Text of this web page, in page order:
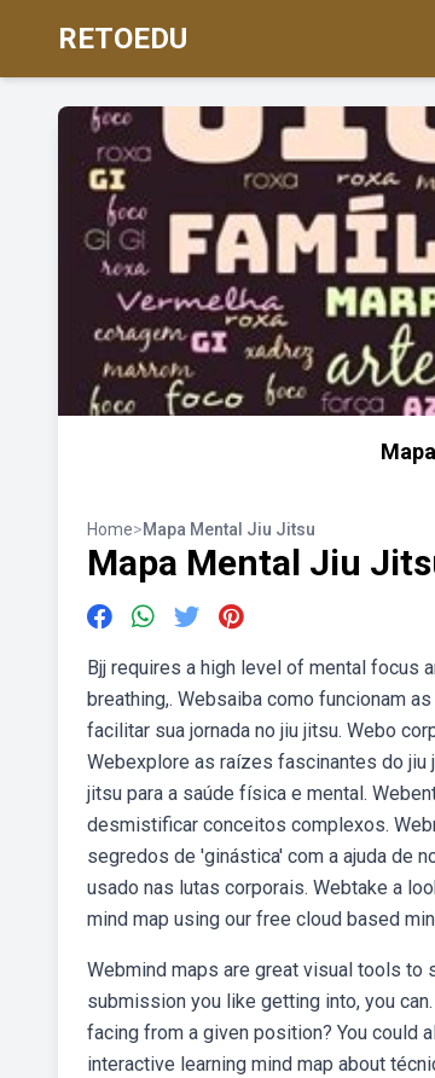
RETOEDU
Home>Mapa Mental Jiu Jitsu
Mapa Mental Jiu
Bjj requires a high level of mental focus
breathing,. Websaiba como funcionam
facilitar sua jornada no jiu jitsu. Webo
Webexplore as raízes fascinantes do
jitsu para a saúde física e mental.
desmistificar conceitos complexos.
segredos de 'ginástica' com a ajuda de
usado nas lutas corporais. Webtake a
mind map using our free cloud based
Webmind maps are great visual tools to
submission you like getting into, you
facing from a given position? You could
interactive learning mind map about